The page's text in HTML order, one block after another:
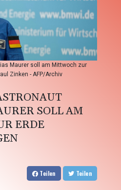
Maurer soll am Mittwoch zur
Zinken - AFP/Archiv
SOLL AM
ERDE
Teilen Teilen